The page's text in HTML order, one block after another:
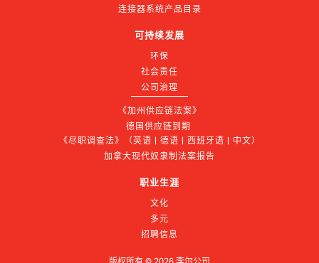
连接器系统产品目录
可持续发展
环保
社会责任
公司治理
《加州供应链法案》
德国供应链到期
《尽职调查法》（英语 | 德语 | 西班牙语 | 中文）
加拿大现代奴隶制法案报告
职业生涯
文化
多元
招聘信息